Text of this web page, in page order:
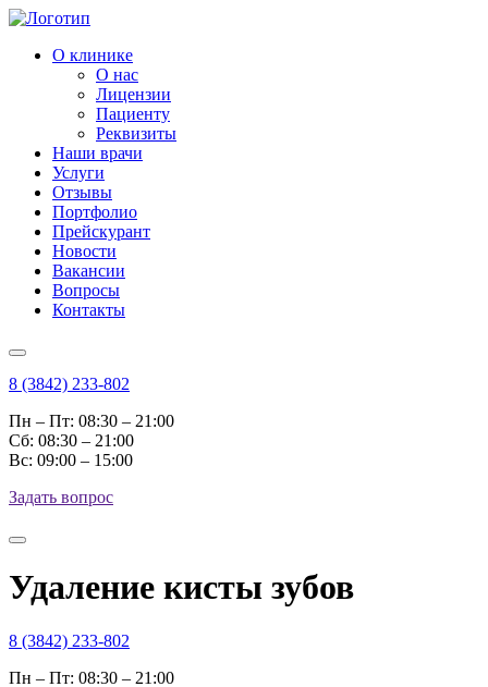
О клинике
О нас
Лицензии
Пациенту
Реквизиты
Наши врачи
Услуги
Отзывы
Портфолио
Прейскурант
Новости
Вакансии
Вопросы
Контакты
8 (3842) 233-802
Пн – Пт: 08:30 – 21:00
Cб: 08:30 – 21:00
Вс: 09:00 – 15:00
Задать вопрос
Удаление кисты зубов
8 (3842) 233-802
Пн – Пт: 08:30 – 21:00